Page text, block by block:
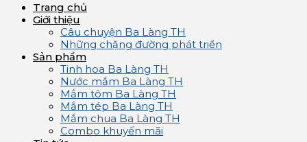
Trang chủ
Giới thiệu
Câu chuyện Ba Làng TH
Những chặng đường phát triển
Sản phẩm
Tinh hoa Ba Làng TH
Nước mắm Ba Làng TH
Mắm tôm Ba Làng TH
Mắm tép Ba Làng TH
Mắm chua Ba Làng TH
Combo khuyến mãi